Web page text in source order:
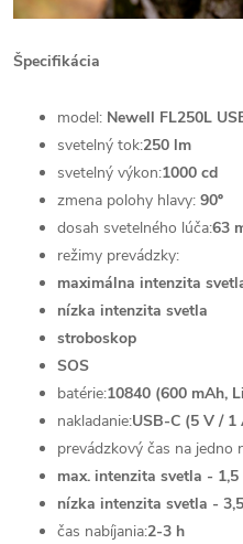
Špecifikácia
model: Newell FL250L
svetelný tok:250 lm
svetelný výkon:1000 cd
zmena polohy hlavy: 90º
dosah svetelného lúča:63
režimy prevádzky:
maximálna intenzita
nízka intenzita svetla
stroboskop
SOS
batérie:10840 (600 mAh,
nakladanie:USB-C (5 V / 1
prevádzkový čas na jedno
max. intenzita svetla -
nízka intenzita svetla -
čas nabíjania:2-3 h